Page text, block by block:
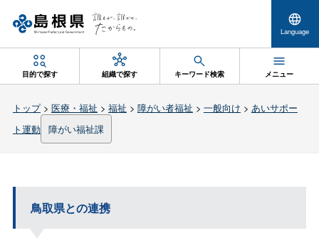
Language
目的で探す 組織で探す キーワード検索 メニュー
トップ> 医療・福祉 > 福祉 > 障がい者福祉 > 一般向け > あいサポー
ト運動 障がい福祉課
鳥取県との連携